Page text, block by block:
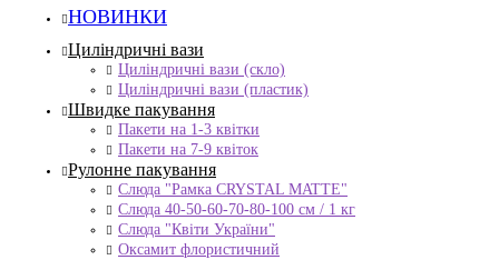
НОВИНКИ
Циліндричні вази
Циліндричні вази (скло)
Циліндричні вази (пластик)
Швидке пакування
Пакети на 1-3 квітки
Пакети на 7-9 квіток
Рулонне пакування
Слюда "Рамка CRYSTAL MATTE"
Слюда 40-50-60-70-80-100 см / 1 кг
Слюда "Квіти України"
Оксамит флористичний